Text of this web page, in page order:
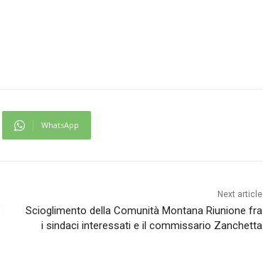
WhatsApp
Next article
Scioglimento della Comunità Montana Riunione fra
i sindaci interessati e il commissario Zanchetta